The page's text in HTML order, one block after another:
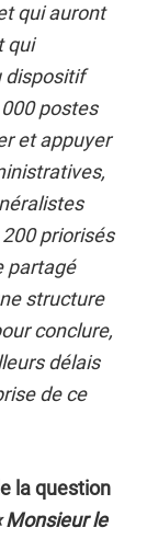
qui auront
qui
dispositif
postes
et appuyer
priorisés
partagé
structure
conclure,
délais
de ce
la question
Monsieur le